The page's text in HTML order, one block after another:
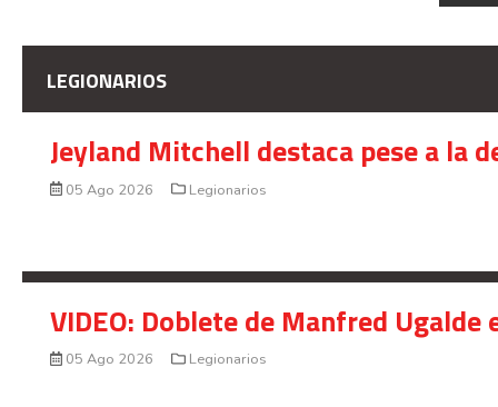
LEGIONARIOS
Jeyland Mitchell destaca pese a la
05 Ago 2026 Legionarios
VIDEO: Doblete de Manfred
05 Ago 2026 Legionarios